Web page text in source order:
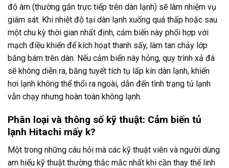
độ âm (thường gắn trực tiếp trên dàn lạnh) sẽ làm nhiệm vụ
giám sát. Khi nhiệt độ tại dàn lạnh xuống quá thấp hoặc sau
một chu kỳ thời gian nhất định, cảm biến này phối hợp với
mạch điều khiển để kích hoạt thanh sấy, làm tan chảy lớp
băng bám trên dàn. Nếu cảm biến này hỏng, quy trình xả đá
sẽ không diễn ra, băng tuyết tích tụ lấp kín dàn lạnh, khiến
hơi lạnh không thể thổi ra ngoài, dẫn đến tình trạng tủ lạnh
vẫn chạy nhưng hoàn toàn không lạnh.
Phân loại và thông số kỹ thuật: Cảm biến tủ
lạnh Hitachi mấy k?
Một trong những câu hỏi mà các kỹ thuật viên và người dùng
am hiểu kỹ thuật thường thắc mắc nhất khi cần thay thế linh